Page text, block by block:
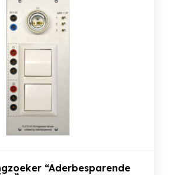
“Aderbesparende